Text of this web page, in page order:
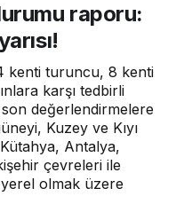
Meteoroloji’den sel
uyarısı!
raporu:
kenti turuncu, 8 kenti
karşı tedbirli
son değerlendirmelere
Kuzey ve Kıyı
Kütahya, Antalya,
çevreleri ile
yerel olmak üzere